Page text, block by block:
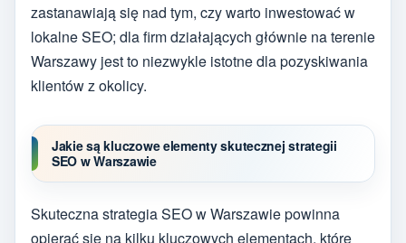
zastanawiają się nad tym, czy warto inwestować w
lokalne SEO; dla firm działających głównie na terenie
Warszawy jest to niezwykle istotne dla pozyskiwania
klientów z okolicy.
Jakie są kluczowe elementy skutecznej strategii
SEO w Warszawie
Skuteczna strategia SEO w Warszawie powinna
opierać się na kilku kluczowych elementach, które